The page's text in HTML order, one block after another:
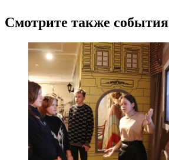
Смотрите также события